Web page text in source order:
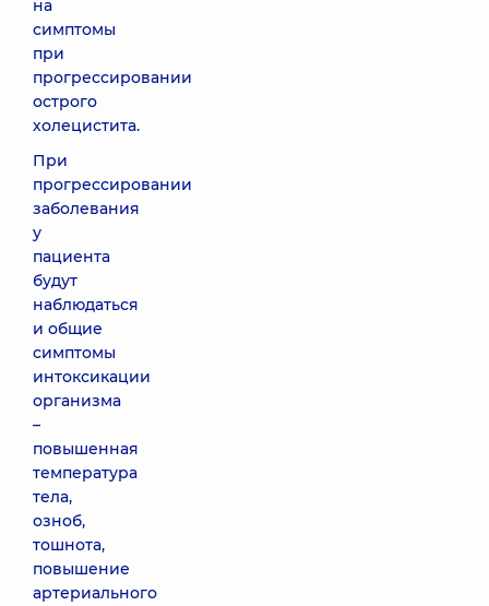
на
симптомы
при
прогрессировании
острого
холецистита.
При
прогрессировании
заболевания
у
пациента
будут
наблюдаться
и общие
симптомы
интоксикации
организма
–
повышенная
температура
тела,
озноб,
тошнота,
повышение
артериального